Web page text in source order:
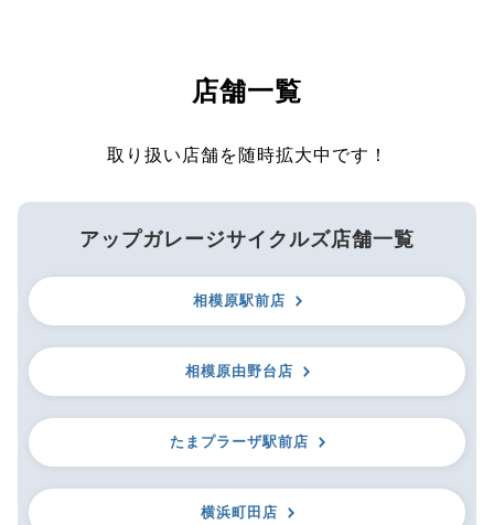
店舗一覧
取り扱い店舗を随時拡大中です！
アップガレージサイクルズ店舗一覧
相模原駅前店
相模原由野台店
たまプラーザ駅前店
横浜町田店